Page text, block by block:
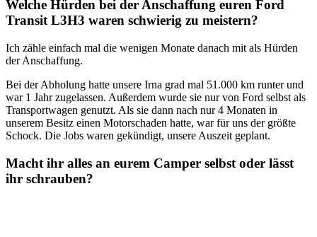
Welche Hürden bei der Anschaffung euren Ford
Transit L3H3 waren schwierig zu meistern?
Ich zähle einfach mal die wenigen Monate danach mit als Hürden
der Anschaffung.
Bei der Abholung hatte unsere Irna grad mal 51.000 km runter und
war 1 Jahr zugelassen. Außerdem wurde sie nur von Ford selbst als
Transportwagen genutzt. Als sie dann nach nur 4 Monaten in
unserem Besitz einen Motorschaden hatte, war für uns der größte
Schock. Die Jobs waren gekündigt, unsere Auszeit geplant.
Macht ihr alles an eurem Camper selbst oder lässt
ihr schrauben?